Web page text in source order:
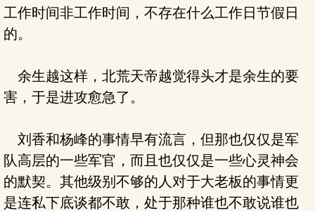
工作时间非工作时间，不存在什么工作日节假日
的。
余生越这样，北荒天帝越觉得头才是余生的要
害，于是进攻愈急了。
刘香和杨峰的事情早有流言，但那也仅仅是军
队高层的一些军官，而且也仅仅是一些心灵神会
的默契。其他级别不够的人对于大老板的事情更
是连私下底谈都不敢，处于那种谁也不敢说谁也